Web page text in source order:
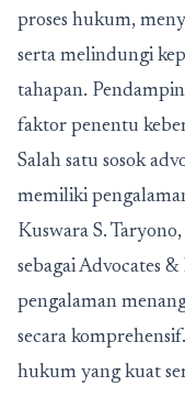
proses hukum,
serta melindungi
tahapan.
faktor penentu
Salah satu sosok
memiliki
Kuswara S.
sebagai Advocates
pengalaman
secara
hukum yang kuat